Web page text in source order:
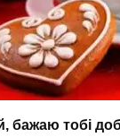
бажаю тобі